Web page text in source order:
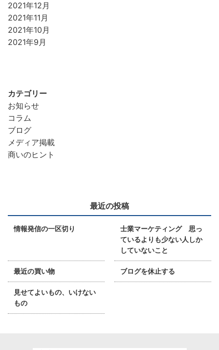
2021年12月
2021年11月
2021年10月
2021年9月
カテゴリー
お知らせ
コラム
ブログ
メディア掲載
商いのヒント
最近の投稿
情報発信の一区切り
士業マーケティング 思っ
ているよりも少ない人しか
していないこと
最近の買い物 ブログを休止する
見せてよいもの、いけない
もの